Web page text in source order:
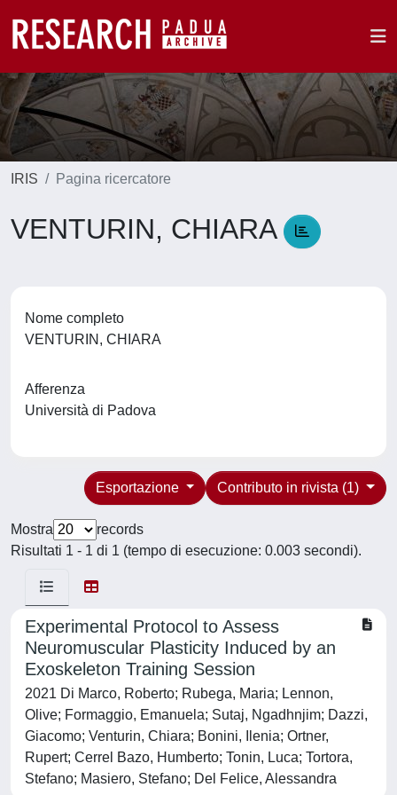
IRIS Pagina ricercatore
VENTURIN, CHIARA
Nome completo
VENTURIN, CHIARA
Afferenza
Università di Padova
Contributo in rivista (1)
Esportazione
Mostra
records
Risultati 1 - 1 di 1 (tempo di esecuzione: 0.003 secondi).
Experimental Protocol to Assess
Neuromuscular Plasticity Induced by an
Exoskeleton Training Session
2021 Di Marco, Roberto; Rubega, Maria; Lennon,
Olive; Formaggio, Emanuela; Sutaj, Ngadhnjim; Dazzi,
Giacomo; Venturin, Chiara; Bonini, Ilenia; Ortner,
Rupert; Cerrel Bazo, Humberto; Tonin, Luca; Tortora,
Stefano; Masiero, Stefano; Del Felice, Alessandra